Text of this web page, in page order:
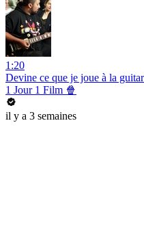
1:20
Devine ce que je joue à la
1 Jour 1 Film 🍿
il y a 3 semaines